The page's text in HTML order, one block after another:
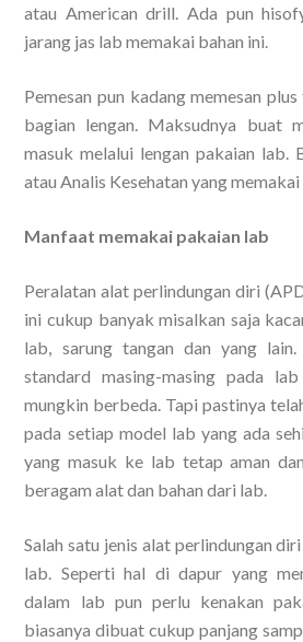
atau American drill. Ada pun
jarang jas lab memakai bahan ini.
Pemesan pun kadang memesan
bagian lengan. Maksudnya buat
masuk melalui lengan pakaian lab.
atau Analis Kesehatan yang
Manfaat memakai pakaian lab
Peralatan alat perlindungan diri
ini cukup banyak misalkan saja
lab, sarung tangan dan yang lain.
standard masing-masing pada
mungkin berbeda. Tapi pastinya
pada setiap model lab yang ada
yang masuk ke lab tetap aman
beragam alat dan bahan dari lab.
Salah satu jenis alat perlindungan
lab. Seperti hal di dapur yang
dalam lab pun perlu kenakan
biasanya dibuat cukup panjang